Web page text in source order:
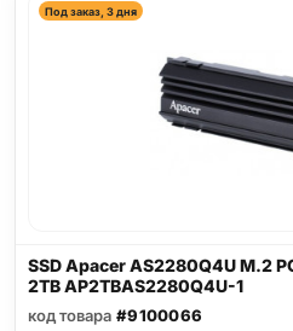
Под заказ, 3 дня
SSD Apacer AS2280Q4U M.2
2TB AP2TBAS2280Q4U-1
код товара #9100066